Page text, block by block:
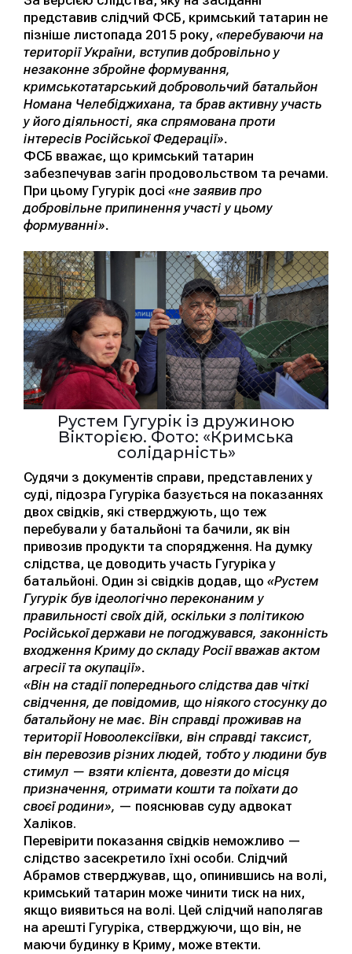
представив слідчий ФСБ, кримський татарин не
пізніше листопада 2015 року, «перебуваючи на
території України, вступив добровільно у
незаконне збройне формування,
кримськотатарський добровольчий батальйон
Номана Челебіджихана, та брав активну участь
у його діяльності, яка спрямована проти
інтересів Російської Федерації».
ФСБ вважає, що кримський татарин
забезпечував загін продовольством та речами.
При цьому Гугурік досі «не заявив про
добровільне припинення участі у цьому
формуванні».
Рустем Гугурік із дружиною
Вікторією. Фото: «Кримська
солідарність»
Судячи з документів справи, представлених у
суді, підозра Гугуріка базується на показаннях
двох свідків, які стверджують, що теж
перебували у батальйоні та бачили, як він
привозив продукти та спорядження. На думку
слідства, це доводить участь Гугуріка у
батальйоні. Один зі свідків додав, що «Рустем
Гугурік був ідеологічно переконаним у
правильності своїх дій, оскільки з політикою
Російської держави не погоджувався, законність
входження Криму до складу Росії вважав актом
агресії та окупації».
«Він на стадії попереднього слідства дав чіткі
свідчення, де повідомив, що ніякого стосунку до
батальйону не має. Він справді проживав на
території Новоолексіївки, він справді таксист,
він перевозив різних людей, тобто у людини був
стимул — взяти клієнта, довезти до місця
призначення, отримати кошти та поїхати до
своєї родини», — пояснював суду адвокат
Халіков.
Перевірити показання свідків неможливо —
слідство засекретило їхні особи. Слідчий
Абрамов стверджував, що, опинившись на волі,
кримський татарин може чинити тиск на них,
якщо виявиться на волі. Цей слідчий наполягав
на арешті Гугуріка, стверджуючи, що він, не
маючи будинку в Криму, може втекти.